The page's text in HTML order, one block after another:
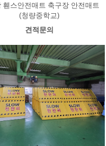
휀스안전매트 축구장 안전매트
(청량중학교)
견적문의